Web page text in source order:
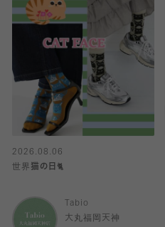
2026.08.06
世界猫の日🐈
Tabio
大丸福岡天神